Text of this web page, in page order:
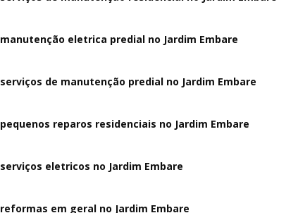
manutenção eletrica predial no Jardim Embare
serviços de manutenção predial no Jardim Embare
pequenos reparos residenciais no Jardim Embare
serviços eletricos no Jardim Embare
reformas em geral no Jardim Embare